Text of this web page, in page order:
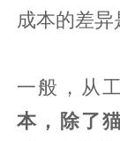
成本的差异
一般，从
本，除了